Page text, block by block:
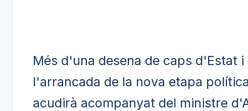
Més d'una desena de caps d'Estat
l'arrancada de la nova etapa
acudirà acompanyat del ministre